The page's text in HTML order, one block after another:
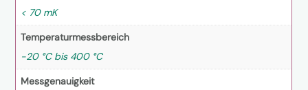
< 70 mK
Temperaturmessbereich
-20 °C bis 400 °C
Messgenauigkeit